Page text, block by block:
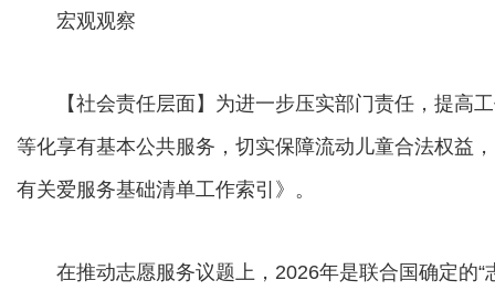
宏观观察
【社会责任层面】为进一步压实部门责任，提高工
等化享有基本公共服务，切实保障流动儿童合法权益
有关爱服务基础清单工作索引》。
在推动志愿服务议题上，2026年是联合国确定的“